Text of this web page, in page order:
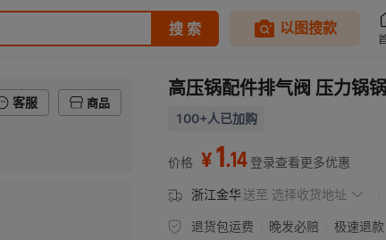
客服 商品
高压锅配件排气阀 压力锅
100+人已加购
价格 ¥1.14 登录查看更多优惠
浙江金华送至 选择收货地址
退货包运费 晚发必赔 极速退款